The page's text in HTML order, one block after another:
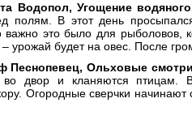
Водопол, Угощение
полям. В этот день
важно это было для рыболовов,
урожай будет на овес. После
Песнопевец, Ольховые
во двор и кланяются птицам.
Огородные сверчки